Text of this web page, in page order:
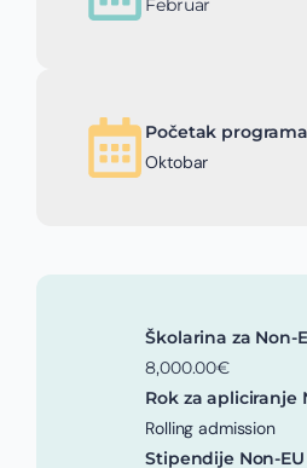
Februar
Početak
Oktobar
Školarina za Non-
8,000.00€
Rok za apliciranje
Rolling admission
Stipendije Non-EU